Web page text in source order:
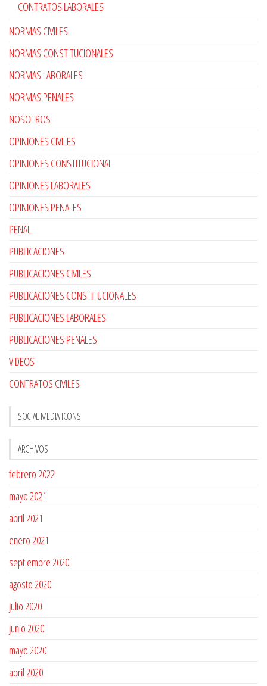
CONTRATOS LABORALES
NORMAS CIVILES
NORMAS CONSTITUCIONALES
NORMAS LABORALES
NORMAS PENALES
NOSOTROS
OPINIONES CIVILES
OPINIONES CONSTITUCIONAL
OPINIONES LABORALES
OPINIONES PENALES
PENAL
PUBLICACIONES
PUBLICACIONES CIVILES
PUBLICACIONES CONSTITUCIONALES
PUBLICACIONES LABORALES
PUBLICACIONES PENALES
VIDEOS
CONTRATOS CIVILES
SOCIAL MEDIA ICONS
ARCHIVOS
febrero 2022
mayo 2021
abril 2021
enero 2021
septiembre 2020
agosto 2020
julio 2020
junio 2020
mayo 2020
abril 2020